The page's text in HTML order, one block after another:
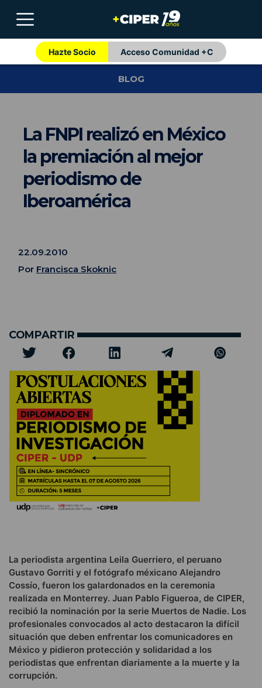
Hazte Socio Acceso Comunidad +C
BLOG
La FNPI realizó en México
la premiación al mejor
periodismo de
Iberoamérica
22.09.2010
Por Francisca Skoknic
COMPARTIR
La periodista argentina Leila Guerriero, el peruano
Gustavo Gorriti y el fotógrafo méxicano Alejandro
Cossío, fueron los galardonados en la ceremonia
realizada en Monterrey. Juan Pablo Figueroa, de CIPER,
recibió la nominación por la serie Muertos de Nadie. Los
profesionales convocados al acto destacaron la difícil
situación que deben enfrentar los comunicadores en
México y pidieron protección y solidaridad a los
periodistas que enfrentan diariamente a la muerte y la
corrupción.